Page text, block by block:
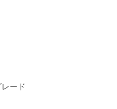
ード